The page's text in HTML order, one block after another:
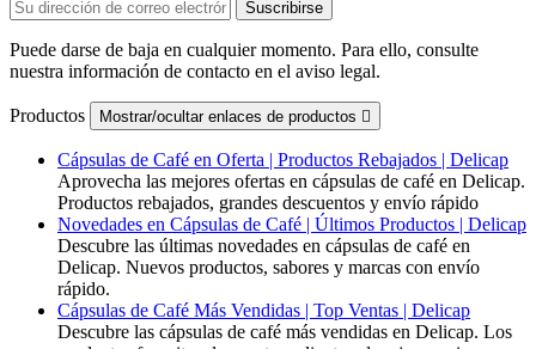
Puede darse de baja en cualquier momento. Para ello, consulte
nuestra información de contacto en el aviso legal.
Productos Mostrar/ocultar enlaces de productos 
Cápsulas de Café en Oferta | Productos Rebajados | Delicap
Aprovecha las mejores ofertas en cápsulas de café en Delicap.
Productos rebajados, grandes descuentos y envío rápido
Novedades en Cápsulas de Café | Últimos Productos | Delicap
Descubre las últimas novedades en cápsulas de café en
Delicap. Nuevos productos, sabores y marcas con envío
rápido.
Cápsulas de Café Más Vendidas | Top Ventas | Delicap
Descubre las cápsulas de café más vendidas en Delicap. Los